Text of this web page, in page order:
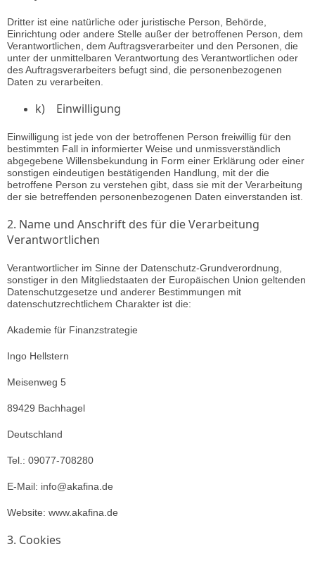
Dritter ist eine natürliche oder juristische Person, Behörde,
Einrichtung oder andere Stelle außer der betroffenen Person, dem
Verantwortlichen, dem Auftragsverarbeiter und den Personen, die
unter der unmittelbaren Verantwortung des Verantwortlichen oder
des Auftragsverarbeiters befugt sind, die personenbezogenen
Daten zu verarbeiten.
k) Einwilligung
Einwilligung ist jede von der betroffenen Person freiwillig für den
bestimmten Fall in informierter Weise und unmissverständlich
abgegebene Willensbekundung in Form einer Erklärung oder einer
sonstigen eindeutigen bestätigenden Handlung, mit der die
betroffene Person zu verstehen gibt, dass sie mit der Verarbeitung
der sie betreffenden personenbezogenen Daten einverstanden ist.
2. Name und Anschrift des für die Verarbeitung
Verantwortlichen
Verantwortlicher im Sinne der Datenschutz-Grundverordnung,
sonstiger in den Mitgliedstaaten der Europäischen Union geltenden
Datenschutzgesetze und anderer Bestimmungen mit
datenschutzrechtlichem Charakter ist die:
Akademie für Finanzstrategie
Ingo Hellstern
Meisenweg 5
89429 Bachhagel
Deutschland
Tel.: 09077-708280
E-Mail: info@akafina.de
Website: www.akafina.de
3. Cookies